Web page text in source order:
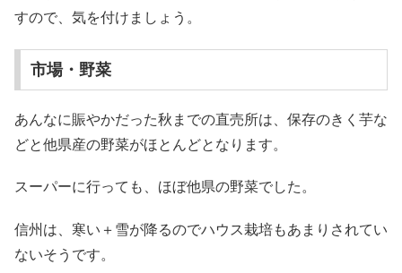
すので、気を付けましょう。
市場・野菜
あんなに賑やかだった秋までの直売所は、保存のきく芋な
どと他県産の野菜がほとんどとなります。
スーパーに行っても、ほぼ他県の野菜でした。
信州は、寒い＋雪が降るのでハウス栽培もあまりされてい
ないそうです。